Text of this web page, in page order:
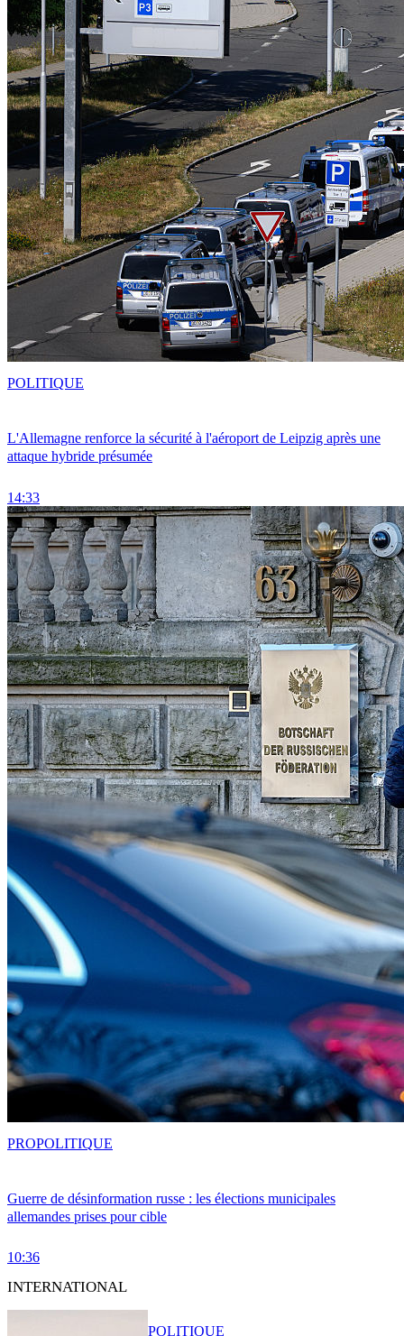
L'Allemagne renforce la sécurité à l'aéroport de Leipzig après une
attaque hybride présumée
14:33
POLITIQUE
Guerre de désinformation russe : les élections municipales
allemandes prises pour cible
10:36
PROPOLITIQUE
INTERNATIONAL
POLITIQUE